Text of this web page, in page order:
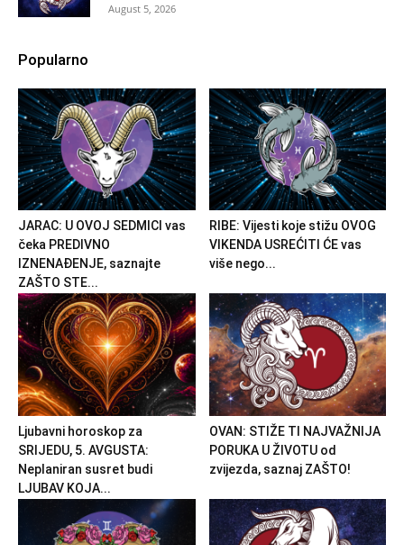
August 5, 2026
Popularno
JARAC: U OVOJ SEDMICI vas
čeka PREDIVNO
IZNENAĐENJE, saznajte
ZAŠTO STE...
RIBE: Vijesti koje stižu OVOG
VIKENDA USREĆITI ĆE vas
više nego...
Ljubavni horoskop za
SRIJEDU, 5. AVGUSTA:
Neplaniran susret budi
LJUBAV KOJA...
OVAN: STIŽE TI NAJVAŽNIJA
PORUKA U ŽIVOTU od
zvijezda, saznaj ZAŠTO!